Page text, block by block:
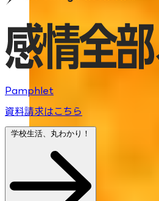
Pamphlet
資料請求はこちら
学校生活、丸わかり！